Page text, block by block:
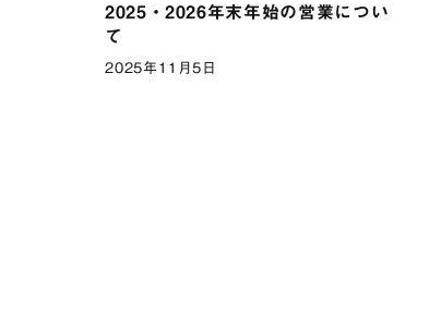
2025・2026年末年始の営業につい
て
2025年11月5日